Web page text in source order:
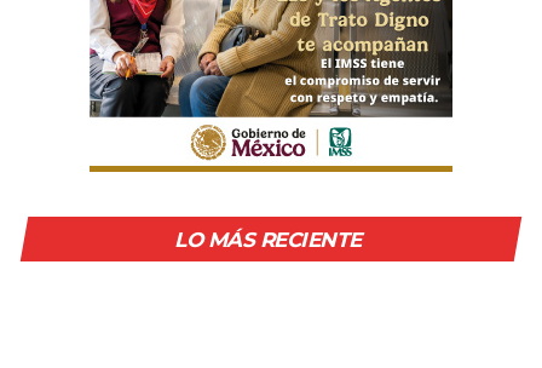
LO MÁS RECIENTE